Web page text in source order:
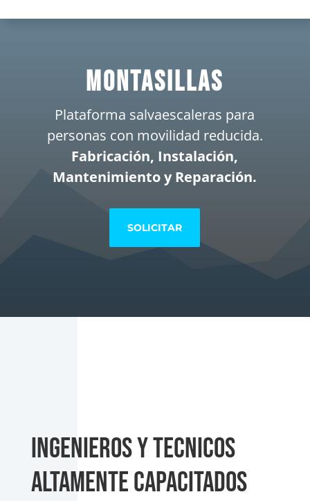
MONTASILLAS
Plataforma salvaescaleras para
personas con movilidad reducida.
Fabricación, Instalación,
Mantenimiento y Reparación.
SOLICITAR
INGENIEROS Y TECNICOS
ALTAMENTE CAPACITADOS